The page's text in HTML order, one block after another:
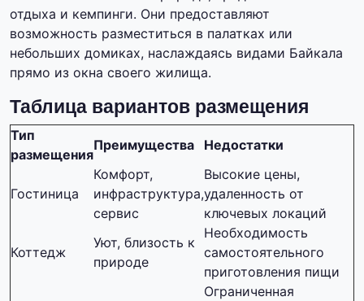
отдыха и кемпинги. Они предоставляют
возможность разместиться в палатках или
небольших домиках, наслаждаясь видами Байкала
прямо из окна своего жилища.
Таблица вариантов размещения
Тип
размещения
Преимущества Недостатки
Гостиница
Комфорт,
инфраструктура,
сервис
Высокие цены,
удаленность от
ключевых локаций
Коттедж
Уют, близость к
природе
Необходимость
самостоятельного
приготовления пищи
Ограниченная